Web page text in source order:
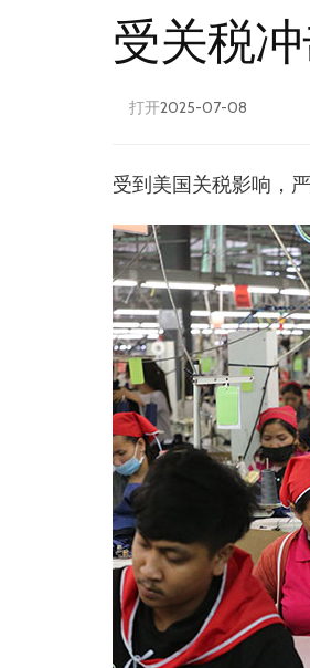
受关税
打开2025-07-08
受到美国关税影响，